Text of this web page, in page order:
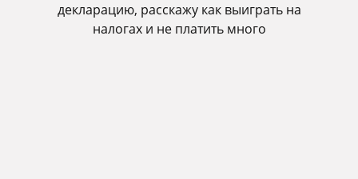
декларацию, расскажу как выиграть на
налогах и не платить много